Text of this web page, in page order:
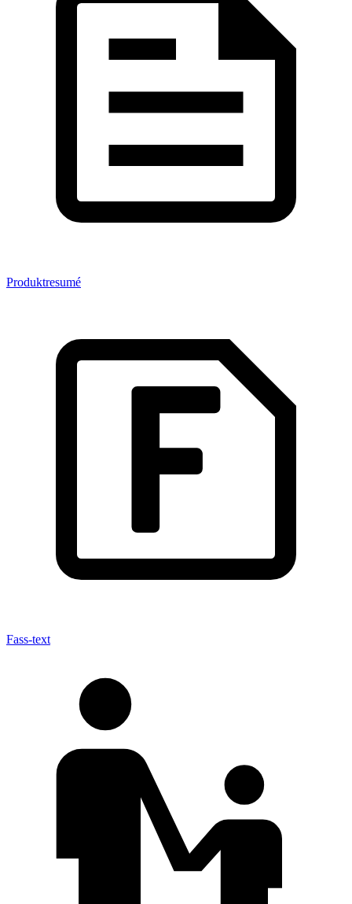
Produktresumé
Fass-text